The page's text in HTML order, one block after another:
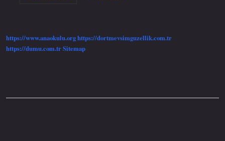
https://www.anaokulu.orghttps://dortmevsimguzellik.com.tr
https://dumu.com.trSitemap